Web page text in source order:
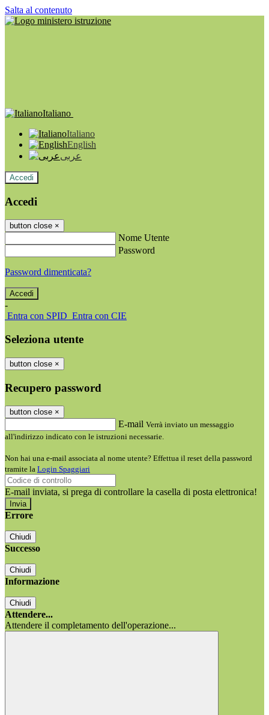
Salta al contenuto
Italiano
Italiano
English
عربى
Accedi
Accedi
button close ×
Nome Utente
Password
Password dimenticata?
-
Entra con SPID Entra con CIE
Seleziona utente
button close ×
Recupero password
button close ×
E-mail Verrà inviato un messaggio
all'indirizzo indicato con le istruzioni necessarie.
Non hai una e-mail associata al nome utente? Effettua il reset della password
tramite la Login Spaggiari
E-mail inviata, si prega di controllare la casella di posta elettronica!
Errore
Chiudi
Successo
Chiudi
Informazione
Chiudi
Attendere...
Attendere il completamento dell'operazione...